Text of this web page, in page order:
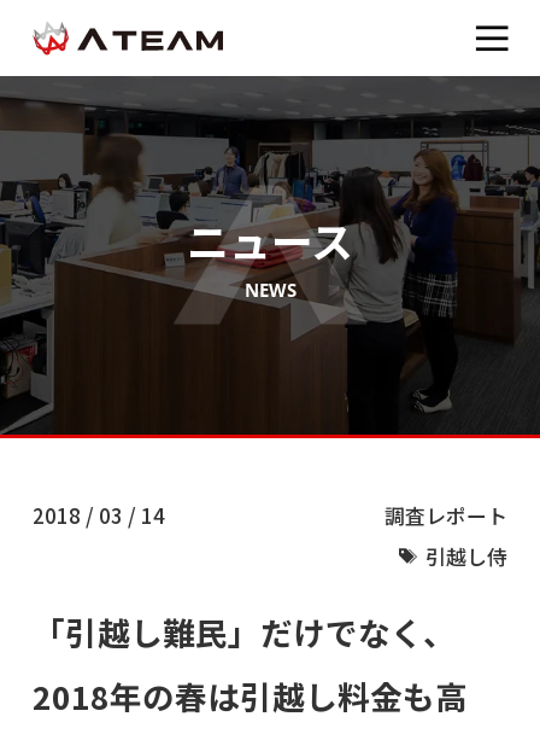
ニュース
NEWS
2018 / 03 / 14
調査レポート
引越し侍
「引越し難民」だけでなく、
2018年の春は引越し料金も高